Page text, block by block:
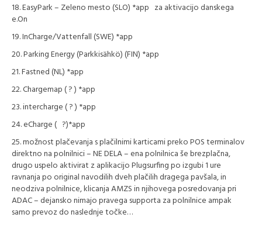
EasyPark – Zeleno mesto (SLO) *app za aktivacijo danskega
e.On
InCharge/Vattenfall (SWE) *app
Parking Energy (Parkkisähkö) (FIN) *app
Fastned (NL) *app
Chargemap ( ? ) *app
intercharge ( ? ) *app
eCharge ( ?)*app
možnost plačevanja s plačilnimi karticami preko POS terminalov
direktno na polnilnici – NE DELA – ena polnilnica še brezplačna,
drugo uspelo aktivirat z aplikacijo Plugsurfing po izgubi 1 ure
ravnanja po original navodilih dveh plačilih dragega pavšala, in
neodziva polnilnice, klicanja AMZS in njihovega posredovanja pri
ADAC – dejansko nimajo pravega supporta za polnilnice ampak
samo prevoz do naslednje točke…